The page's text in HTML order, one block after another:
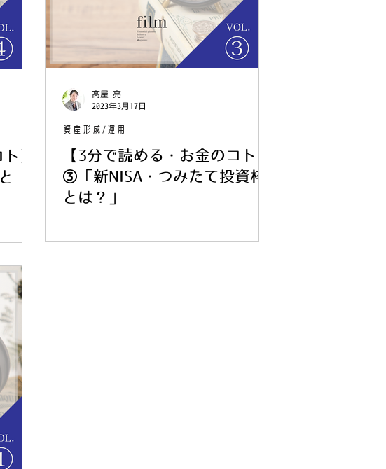
】
【3分で読める・お金のコト】
③「新NISA・つみたて投資枠
とは？」
資産形成/運用
髙屋 亮
2023年3月17日